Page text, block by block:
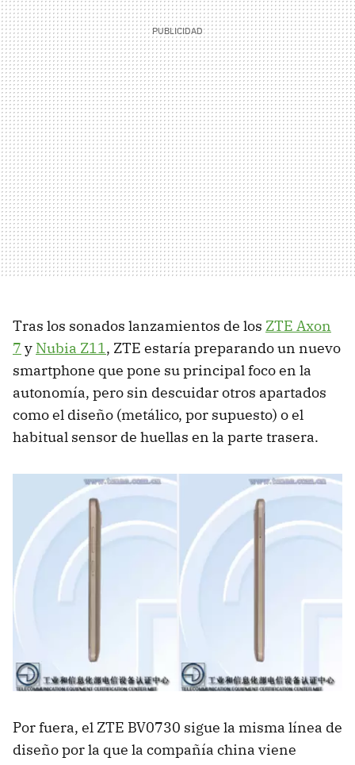
Tras los sonados lanzamientos de los ZTE Axon
7 y Nubia Z11, ZTE estaría preparando un nuevo
smartphone que pone su principal foco en la
autonomía, pero sin descuidar otros apartados
como el diseño (metálico, por supuesto) o el
habitual sensor de huellas en la parte trasera.
Por fuera, el ZTE BV0730 sigue la misma línea de
diseño por la que la compañía china viene